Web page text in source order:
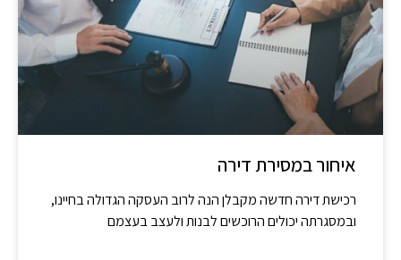
איחור במסירת דירה
רכישת דירה חדשה מקבלן הנה לרוב העסקה הגדולה בחיינו,
ובמסגרתה יכולים הרוכשים לבנות ולעצב בעצמם